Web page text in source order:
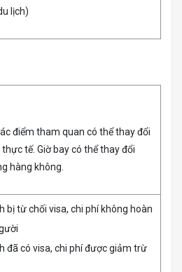
lịch)
điểm tham quan có thể thay đổi
tế. Giờ bay có thể thay đổi
hàng không.
bị từ chối visa, chi phí không hoàn
đã có visa, chi phí được giảm trừ